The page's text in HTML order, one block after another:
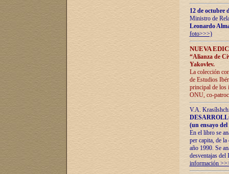
12 de octubre
Ministro de
Leonardo
foto>>>)
NUEVA
“Alianza de
Yakovlev.
La colección
de Estudios
principal de los
ONU, co-
V.A.
(un ensayo
En el libro se
per capita, de
año 1990. Se
desventajas
información